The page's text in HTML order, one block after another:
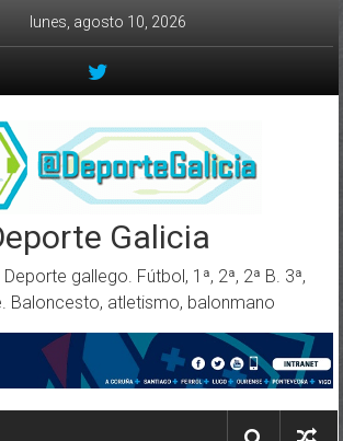
lunes, agosto 10, 2026
Galicia
gallego. Fútbol, 1ª, 2ª, 2ª B. 3ª,
Baloncesto, atletismo, balonmano